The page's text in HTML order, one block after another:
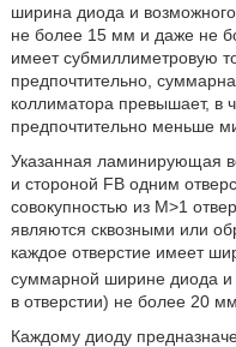
ширина диода и возможного
не более 15 мм и даже не
имеет субмиллиметровую
предпочтительно,
коллиматора превышает, в
предпочтительно меньше
Указанная ламинирующая
и стороной FB одним
совокупностью из M>1
являются сквозными или
каждое отверстие имеет
суммарной ширине диода и
в отверстии) не более 20
Каждому диоду